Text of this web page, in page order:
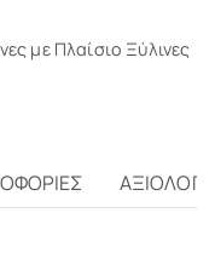
με Πλαίσιο Ξύλινες